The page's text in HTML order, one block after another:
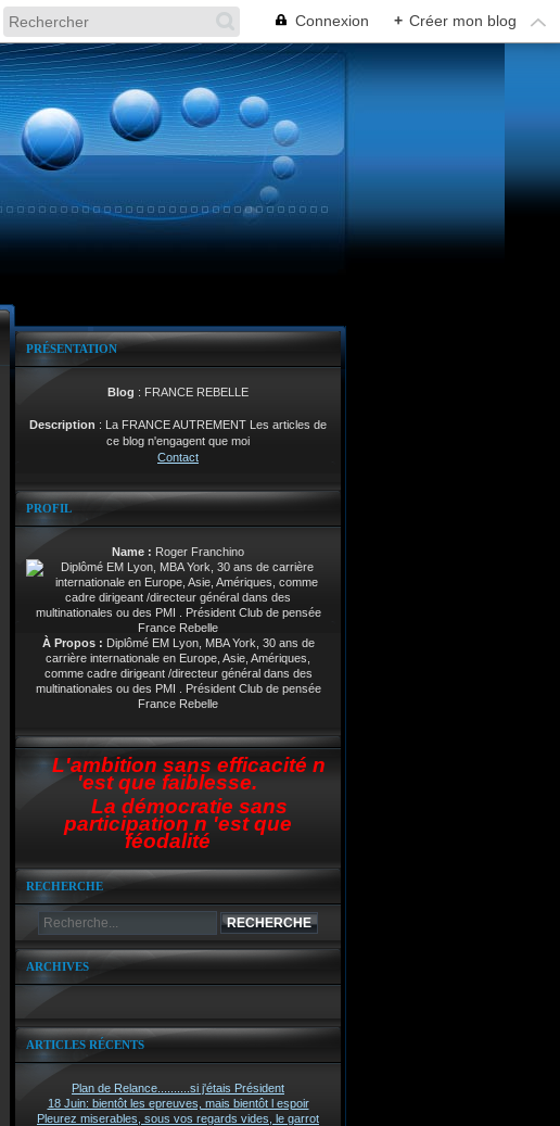
Connexion + Créer mon blog
PRÉSENTATION
Blog : FRANCE REBELLE
Description : La FRANCE AUTREMENT Les articles de
ce blog n'engagent que moi
Contact
PROFIL
Name : Roger Franchino
À Propos : Diplômé EM Lyon, MBA York, 30 ans de
carrière internationale en Europe, Asie, Amériques,
comme cadre dirigeant /directeur général dans des
multinationales ou des PMI . Président Club de pensée
France Rebelle
L'ambition sans efficacité n
'est que faiblesse.
La démocratie sans
participation n 'est que
féodalité
RECHERCHE
ARCHIVES
ARTICLES RÉCENTS
Plan de Relance..........si j'étais Président
18 Juin: bientôt les epreuves, mais bientôt l espoir
Pleurez miserables, sous vos regards vides, le garrot